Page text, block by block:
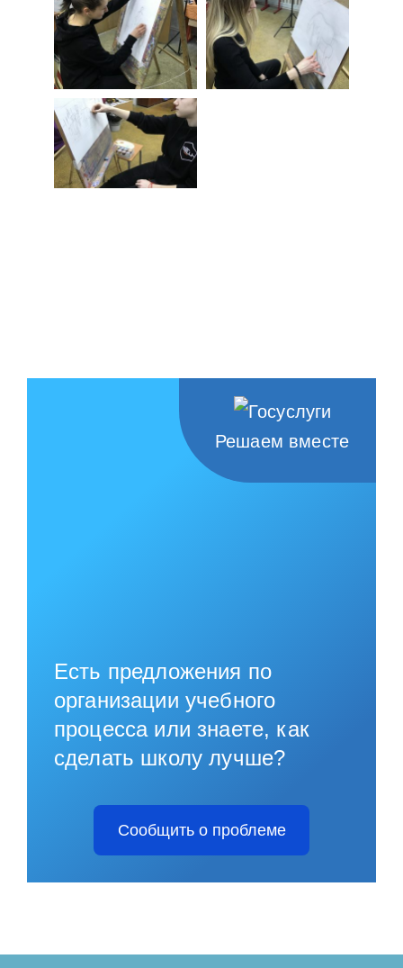
Решаем вместе
Есть предложения по
организации учебного
процесса или знаете, как
сделать школу лучше?
Сообщить о проблеме